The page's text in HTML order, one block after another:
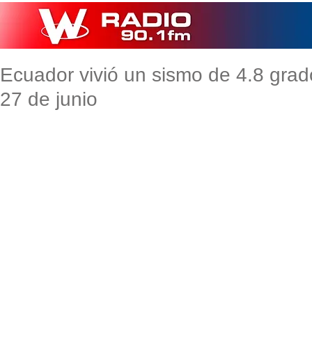
Ecuador vivió un sismo de 4.8
27 de junio